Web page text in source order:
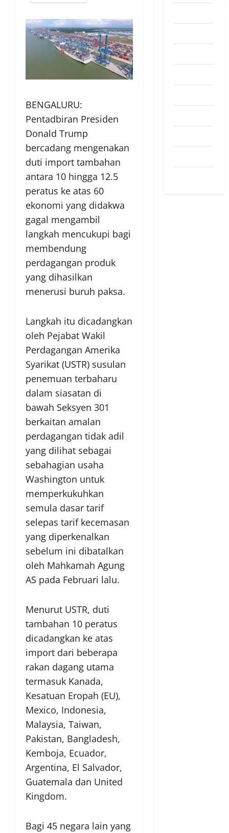
BENGALURU:
Pentadbiran Presiden
Donald Trump
bercadang mengenakan
duti import tambahan
antara 10 hingga 12.5
peratus ke atas 60
ekonomi yang didakwa
gagal mengambil
langkah mencukupi bagi
membendung
perdagangan produk
yang dihasilkan
menerusi buruh paksa.
Langkah itu dicadangkan
oleh Pejabat Wakil
Perdagangan Amerika
Syarikat (USTR) susulan
penemuan terbaharu
dalam siasatan di
bawah Seksyen 301
berkaitan amalan
perdagangan tidak adil
yang dilihat sebagai
sebahagian usaha
Washington untuk
memperkukuhkan
semula dasar tarif
selepas tarif kecemasan
yang diperkenalkan
sebelum ini dibatalkan
oleh Mahkamah Agung
AS pada Februari lalu.
Menurut USTR, duti
tambahan 10 peratus
dicadangkan ke atas
import dari beberapa
rakan dagang utama
termasuk Kanada,
Kesatuan Eropah (EU),
Mexico, Indonesia,
Malaysia, Taiwan,
Pakistan, Bangladesh,
Kemboja, Ecuador,
Argentina, El Salvador,
Guatemala dan United
Kingdom.
Bagi 45 negara lain yang